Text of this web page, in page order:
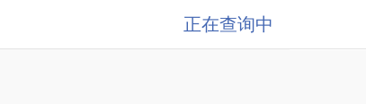
正在查询中